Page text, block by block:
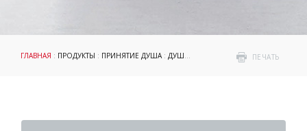
ПЕЧАТЬ
ГЛАВНАЯ : ПРОДУКТЫ : ПРИНЯТИЕ ДУША: ДУШЕВЫЕ УГЛЫ И ДВЕРИ : BRILLIANT